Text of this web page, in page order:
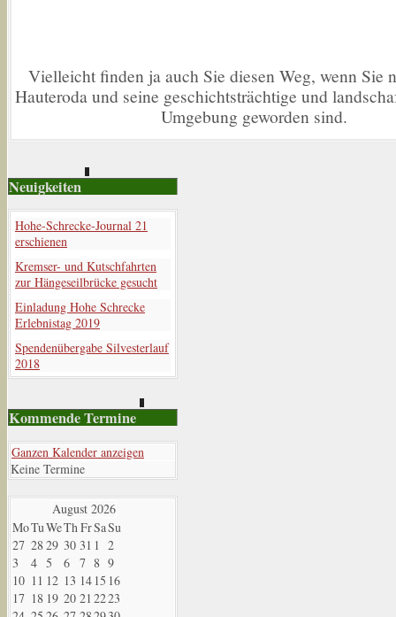
Vielleicht finden ja auch Sie diesen Weg, wenn Sie
Hauteroda und seine geschichtsträchtige und
Umgebung geworden sind.
Neuigkeiten
Hohe-Schrecke-Journal 21
erschienen
Kremser- und Kutschfahrten
zur Hängeseilbrücke gesucht
Einladung Hohe Schrecke
Erlebnistag 2019
Spendenübergabe Silvesterlauf
2018
Kommende Termine
Ganzen Kalender anzeigen
Keine Termine
August 2026
MoTuWeTh FrSaSu
27 2829 30 31 1 2
3
4 5 6 7 8 9
10 11 12 13 14 15 16
17 18 19 20 21 2223